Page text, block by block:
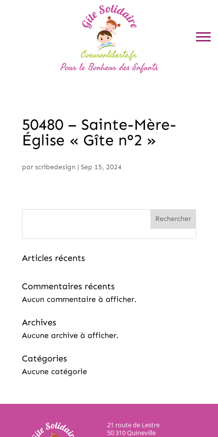
50480 – Sainte-Mère-
Église « Gîte n°2 »
par scribedesign | Sep 15, 2024
Rechercher
Articles récents
Commentaires récents
Aucun commentaire à afficher.
Archives
Aucune archive à afficher.
Catégories
Aucune catégorie
21 route de Lestre
50 310 Quineville